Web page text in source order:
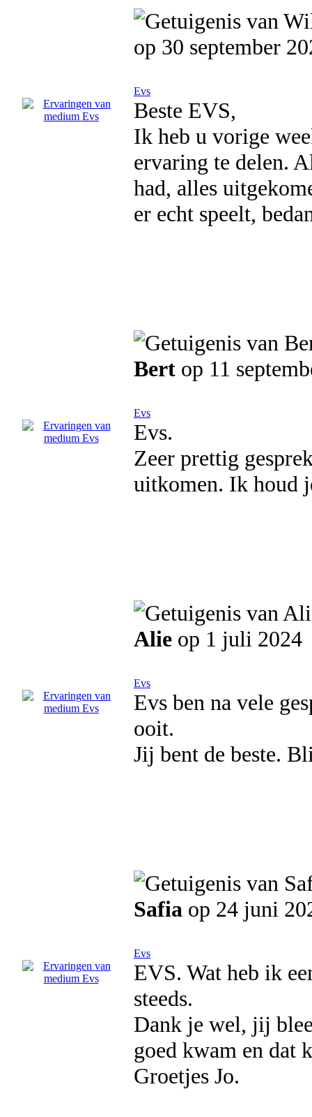
op 30 september
Evs
Beste EVS,
Ik heb u vorige
ervaring te delen.
had, alles
er echt speelt,
Bert op 11
Evs
Evs.
Zeer prettig
uitkomen. Ik houd
Alie op 1 juli 2024
Evs
Evs ben na vele
ooit.
Jij bent de beste.
Safia op 24 juni
Evs
EVS. Wat heb ik
steeds.
Dank je wel, jij
goed kwam en dat
Groetjes Jo.